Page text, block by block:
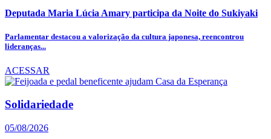
Deputada Maria Lúcia Amary participa da Noite do Sukiyaki
Parlamentar destacou a valorização da cultura japonesa, reencontrou
lideranças...
ACESSAR
Solidariedade
05/08/2026